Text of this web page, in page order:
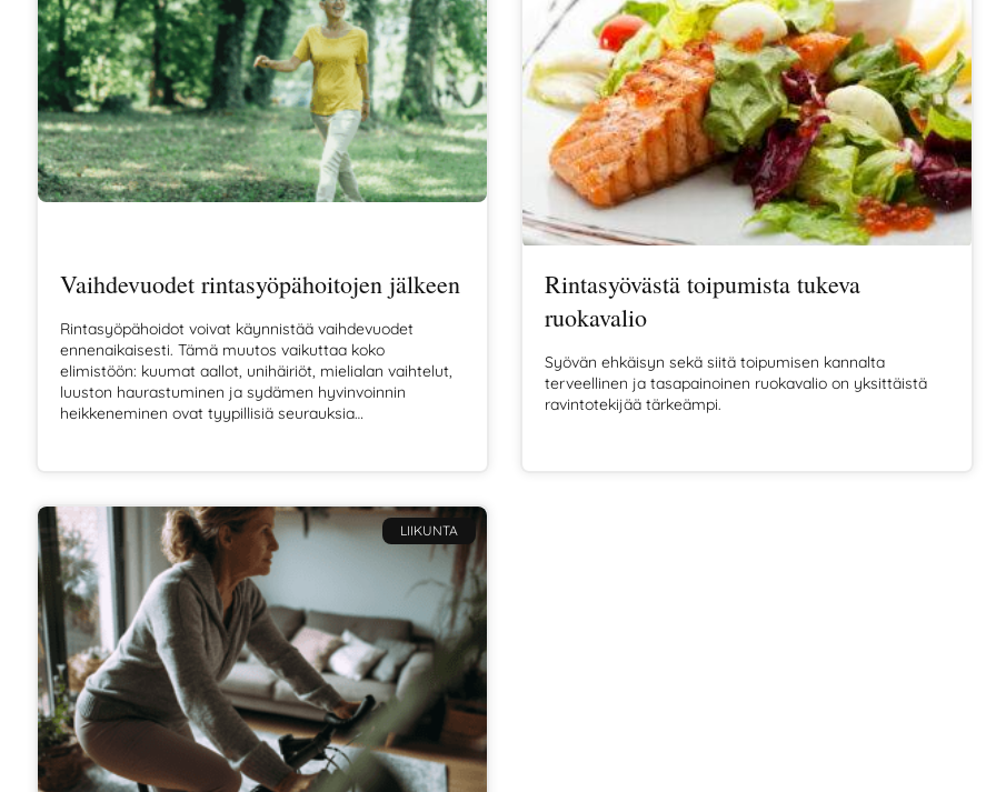
Vaihdevuodet rintasyöpähoitojen jälkeen
Rintasyöpähoidot voivat käynnistää vaihdevuodet
ennenaikaisesti. Tämä muutos vaikuttaa koko
elimistöön: kuumat aallot, unihäiriöt, mielialan vaihtelut,
luuston haurastuminen ja sydämen hyvinvoinnin
heikkeneminen ovat tyypillisiä seurauksia
Rintasyövästä toipumista tukeva
ruokavalio
Syövän ehkäisyn sekä siitä toipumisen kannalta
terveellinen ja tasapainoinen ruokavalio on yksittäistä
ravintotekijää tärkeämpi.
LIIKUNTA